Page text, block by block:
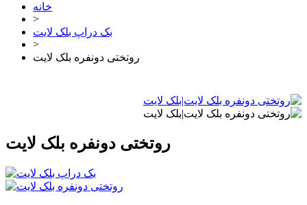
خانه
>
بک دراپ بلک لایت
>
روتختی دونفره بلک لایت
روتختی دونفره بلک لایت